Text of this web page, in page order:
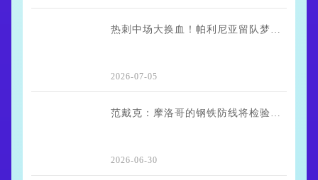
热刺中场大换血！帕利尼亚留队梦碎，两大新援截胡背后
2026-07-05
范戴克：摩洛哥的钢铁防线将检验荷兰队成色
2026-06-30